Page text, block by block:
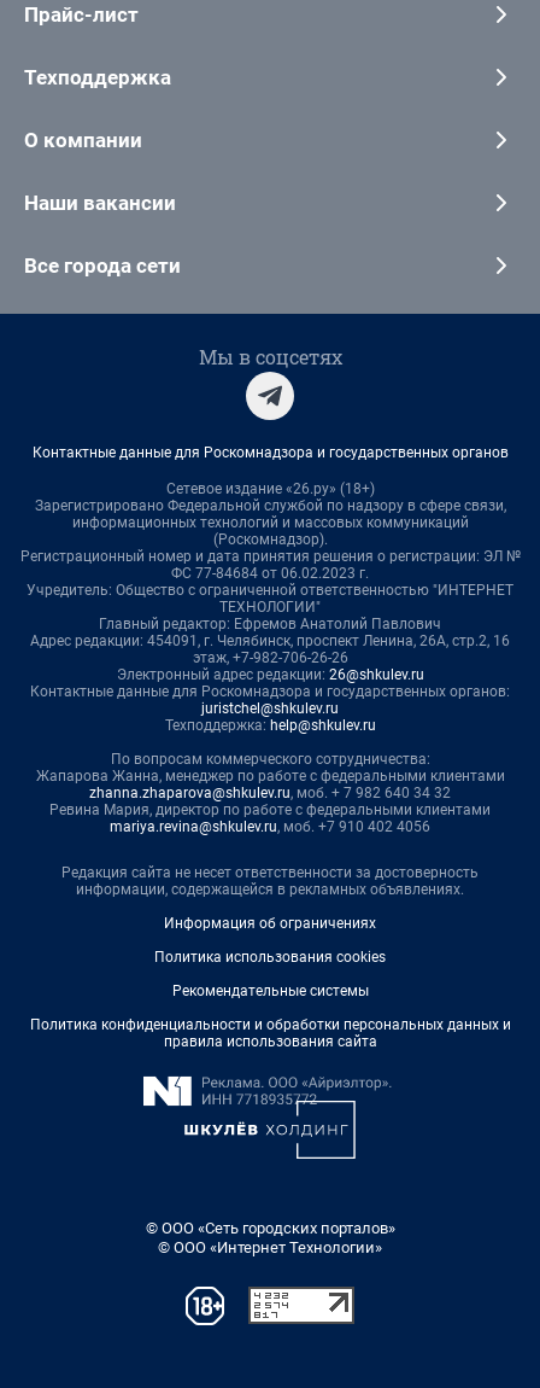
Прайс-лист
Техподдержка
О компании
Наши вакансии
Все города сети
Мы в соцсетях
Контактные данные для Роскомнадзора и государственных органов
Сетевое издание «26.ру» (18+)
Зарегистрировано Федеральной службой по надзору в сфере связи,
информационных технологий и массовых коммуникаций
(Роскомнадзор).
Регистрационный номер и дата принятия решения о регистрации: ЭЛ №
ФС 77-84684 от 06.02.2023 г.
Учредитель: Общество с ограниченной ответственностью "ИНТЕРНЕТ
ТЕХНОЛОГИИ"
Главный редактор: Ефремов Анатолий Павлович
Адрес редакции: 454091, г. Челябинск, проспект Ленина, 26А, стр.2, 16
этаж, +7-982-706-26-26
Электронный адрес редакции: 26@shkulev.ru
Контактные данные для Роскомнадзора и государственных органов:
juristchel@shkulev.ru
Техподдержка: help@shkulev.ru
По вопросам коммерческого сотрудничества:
Жапарова Жанна, менеджер по работе с федеральными клиентами
zhanna.zhaparova@shkulev.ru, моб. + 7 982 640 34 32
Ревина Мария, директор по работе с федеральными клиентами
mariya.revina@shkulev.ru, моб. +7 910 402 4056
Редакция сайта не несет ответственности за достоверность
информации, содержащейся в рекламных объявлениях.
Информация об ограничениях
Политика использования cookies
Рекомендательные системы
Политика конфиденциальности и обработки персональных данных и
правила использования сайта
© ООО «Сеть городских порталов»
© ООО «Интернет Технологии»